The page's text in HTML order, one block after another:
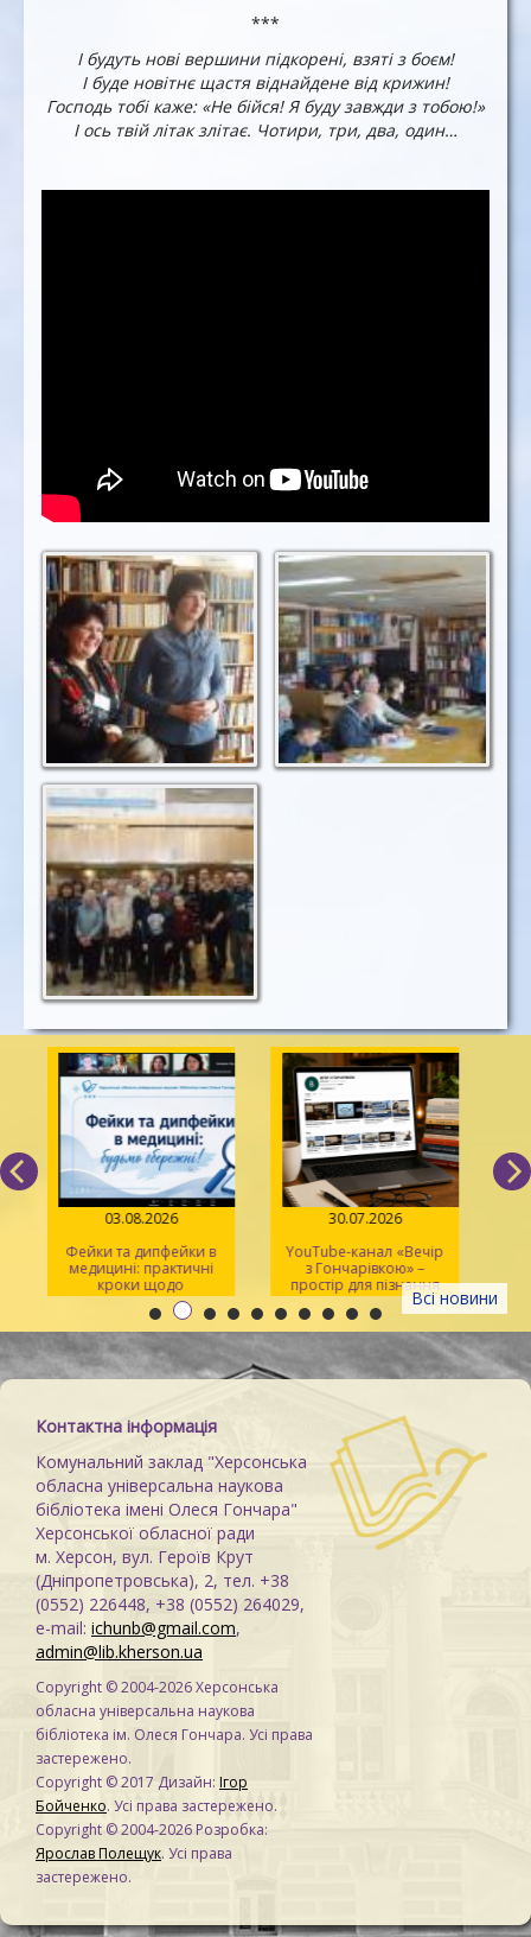
***
І будуть нові вершини підкорені, взяті з боєм!
І буде новітнє щастя віднайдене від крижин!
Господь тобі каже: «Не бійся! Я буду завжди з тобою!»
І ось твій літак злітає. Чотири, три, два, один…
Всі новини
03.08.2026
Фейки та дипфейки в
медицині: практичні
кроки щодо
розпізнавання
30.07.2026
YouTube-канал «Вечір
з Гончарівкою» –
простір для пізнання
та натхнення
Контактна інформація
Комунальний заклад "Херсонська
обласна універсальна наукова
бібліотека імені Олеся Гончара"
Херсонської обласної ради
м. Херсон, вул. Героїв Крут
(Дніпропетровська), 2, тел. +38
(0552) 226448, +38 (0552) 264029,
e-mail: ichunb@gmail.com,
admin@lib.kherson.ua
Copyright © 2004-2026 Херсонська
обласна універсальна наукова
бібліотека ім. Олеся Гончара. Усі права
застережено.
Copyright © 2017 Дизайн: Ігор
Бойченко. Усі права застережено.
Copyright © 2004-2026 Розробка:
Ярослав Полещук. Усі права
застережено.